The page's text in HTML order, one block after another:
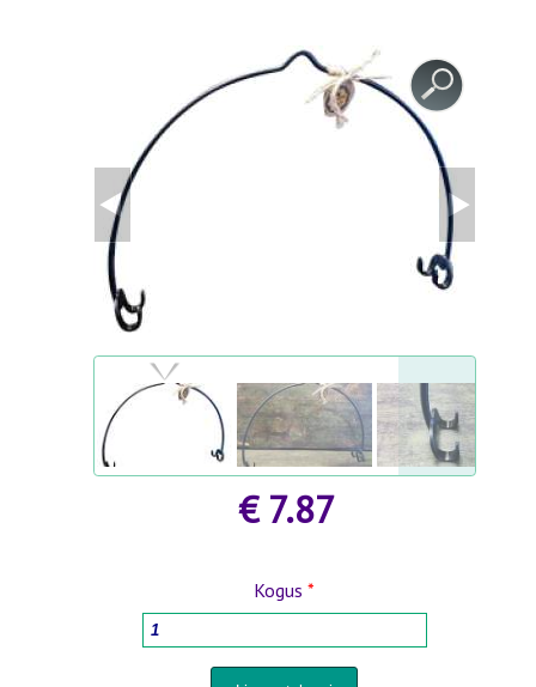
AGROKILED JA KILED
MINIKASVUHOONED / Taimalavad
PEENRAÄÄRISED JA AIARAJAD
AGROKILED JA KILED
TAIME - JA PÕÕSATOED
PEENRAÄÄRISED JA AIARAJAD
KEEVITUSSEADMED JA TARVIKUD
€ 7.87
Kogus*